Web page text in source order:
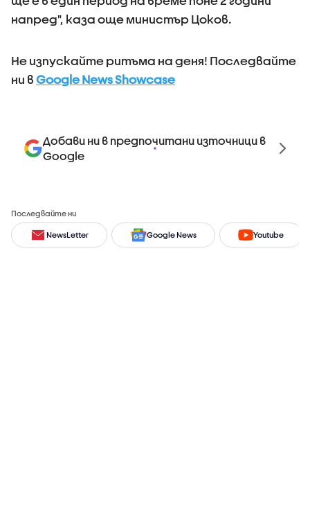
напред", каза още министър Цоков.
Не изпускайте ритъма на деня! Последвайте
ни в Google News Showcase
Добави ни в предпочитани източници в
Google
Последвайте ни
NewsLetter Google News Youtube